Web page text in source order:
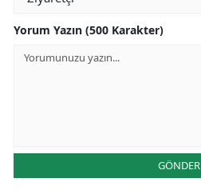
Yorum Yazın (500 Karakter)
GÖNDER